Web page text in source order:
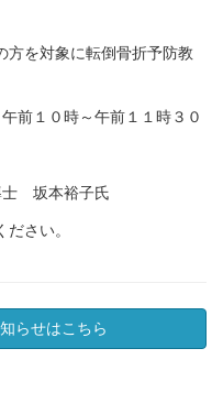
方を対象に転倒骨折予防教
前１０時～午前１１時３０
士 坂本裕子氏
さい。
らせはこちら